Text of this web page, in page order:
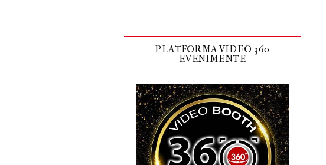
PLATFORMA VIDEO 360
EVENIMENTE